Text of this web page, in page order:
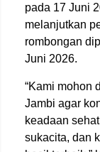
pada 17 Juni
melanjutkan
rombongan
Juni 2026.
“Kami mohon
Jambi agar
keadaan
sukacita, dan